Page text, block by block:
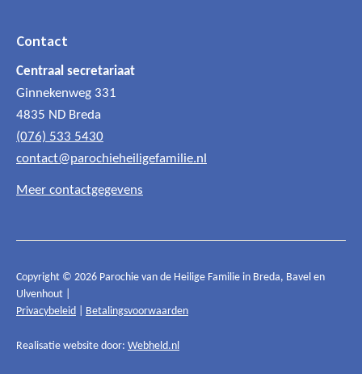
Contact
Centraal secretariaat
Ginnekenweg 331
4835 ND Breda
(076) 533 5430
contact@parochieheiligefamilie.nl
Meer contactgegevens
Copyright © 2026 Parochie van de Heilige Familie in Breda, Bavel en
Ulvenhout |
Privacybeleid
Betalingsvoorwaarden
Realisatie website door: Webheld.nl